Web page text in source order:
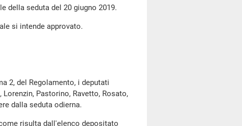
della seduta del 20 giugno 2019.
si intende approvato.
2, del Regolamento, i deputati
Pastorino, Ravetto, Rosato,
dalla seduta odierna.
risulta dall'elenco depositato